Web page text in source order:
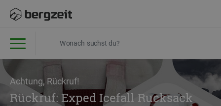
Achtung, Rückruf!
Rückruf: Exped Icefall Rucksack